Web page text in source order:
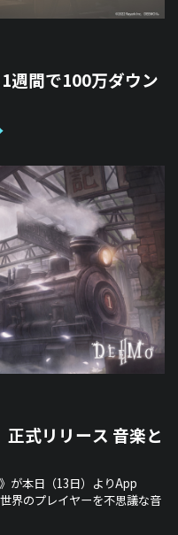
週間で100万ダウン
正式リリース 音楽と
が本日（13日）よりApp
界のプレイヤーを不思議な音